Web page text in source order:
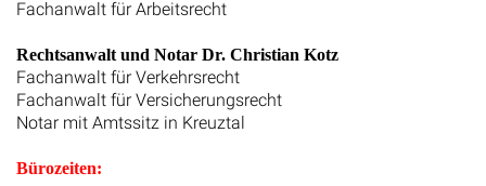
Fachanwalt für Arbeitsrecht
Rechtsanwalt und Notar Dr. Christian Kotz
Fachanwalt für Verkehrsrecht
Fachanwalt für Versicherungsrecht
Notar mit Amtssitz in Kreuztal
Bürozeiten: